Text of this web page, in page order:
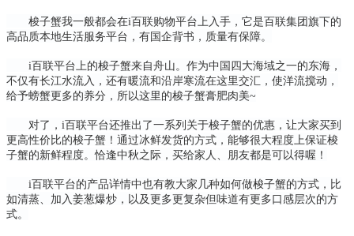
梭子蟹我一般都会在i百联购物平台上入手，它是百联集团旗下的
高品质本地生活服务平台，有国企背书，质量有保障。
i百联平台上的梭子蟹来自舟山。作为中国四大海域之一的东海，
不仅有长江水流入，还有暖流和沿岸寒流在这里交汇，使洋流搅动，
给予螃蟹更多的养分，所以这里的梭子蟹膏肥肉美~
对了，i百联平台还推出了一系列关于梭子蟹的优惠，让大家买到
更高性价比的梭子蟹！通过冰鲜发货的方式，能够很大程度上保证梭
子蟹的新鲜程度。恰逢中秋之际，买给家人、朋友都是可以得喔！
i百联平台的产品详情中也有教大家几种如何做梭子蟹的方式，比
如清蒸、加入姜葱爆炒，以及更多更复杂但味道有更多口感层次的方
式。